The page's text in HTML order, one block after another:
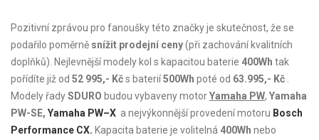
Pozitivní zprávou pro fanoušky této značky je skutečnost, že se
podařilo poměrně snížit prodejní ceny(při zachování kvalitních
doplňků). Nejlevnější modely kol s kapacitou baterie 400Wh tak
pořídíte již od 52 995,- Kčs baterií500Wh poté od 63.995,- Kč
Modely řadySDURO budou vybaveny motorYamaha PW, Yamaha
PW-SE, Yamaha PW–X a nejvýkonnější provedení motoru Bosch
Performance CX. Kapacita baterie je volitelná 400Wh nebo